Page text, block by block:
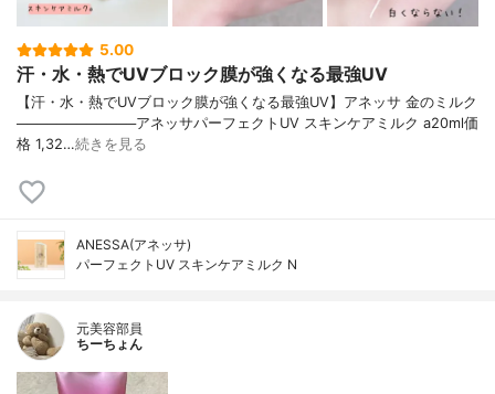
5.00
汗・水・熱でUVブロック膜が強くなる最強UV
【汗・水・熱でUVブロック膜が強くなる最強UV】アネッサ 金のミルク
────────────アネッサパーフェクトUV スキンケアミルク a20ml価
格 1,32…続きを見る
ANESSA(アネッサ)
パーフェクトUV スキンケアミルク N
元美容部員
ちーちょん